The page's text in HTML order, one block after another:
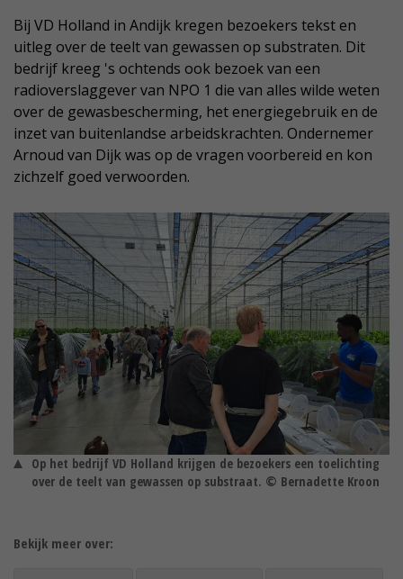
Bij VD Holland in Andijk kregen bezoekers tekst en
uitleg over de teelt van gewassen op substraten. Dit
bedrijf kreeg 's ochtends ook bezoek van een
radioverslaggever van NPO 1 die van alles wilde weten
over de gewasbescherming, het energiegebruik en de
inzet van buitenlandse arbeidskrachten. Ondernemer
Arnoud van Dijk was op de vragen voorbereid en kon
zichzelf goed verwoorden.
Op het bedrijf VD Holland krijgen de bezoekers een toelichting
over de teelt van gewassen op substraat. © Bernadette Kroon
Bekijk meer over: